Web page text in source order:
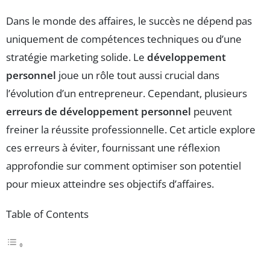
Dans le monde des affaires, le succès ne dépend pas
uniquement de compétences techniques ou d’une
stratégie marketing solide. Le développement
personnel joue un rôle tout aussi crucial dans
l’évolution d’un entrepreneur. Cependant, plusieurs
erreurs de développement personnel peuvent
freiner la réussite professionnelle. Cet article explore
ces erreurs à éviter, fournissant une réflexion
approfondie sur comment optimiser son potentiel
pour mieux atteindre ses objectifs d’affaires.
Table of Contents